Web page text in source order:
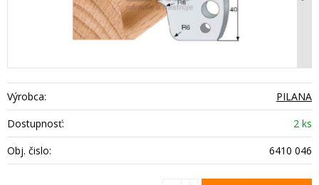
Výrobca:
PILANA
Dostupnosť:
2 ks
Obj. čislo:
6410 046